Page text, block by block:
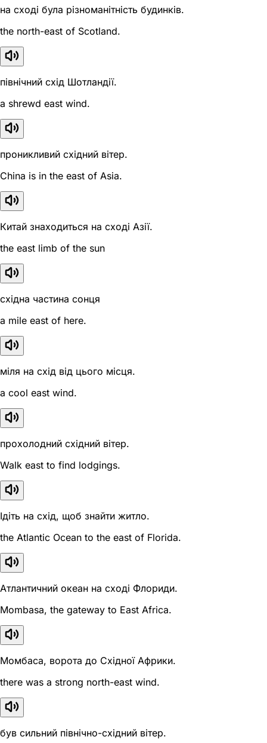
на сході була різноманітність будинків.
the north-east of Scotland.
північний схід Шотландії.
a shrewd east wind.
проникливий східний вітер.
China is in the east of Asia.
Китай знаходиться на сході Азії.
the east limb of the sun
східна частина сонця
a mile east of here.
міля на схід від цього місця.
a cool east wind.
прохолодний східний вітер.
Walk east to find lodgings.
Ідіть на схід, щоб знайти житло.
the Atlantic Ocean to the east of Florida.
Атлантичний океан на сході Флориди.
Mombasa, the gateway to East Africa.
Момбаса, ворота до Східної Африки.
there was a strong north-east wind.
був сильний північно-східний вітер.